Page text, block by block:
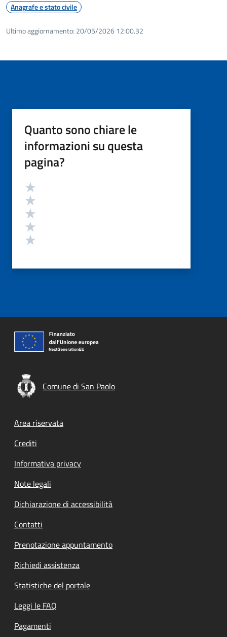
Anagrafe e stato civile
Ultimo aggiornamento: 20/05/2026 12:00.32
Quanto sono chiare le
informazioni su questa
pagina?
Valutazione
Comune di San Paolo
Footer menu
Area riservata
Crediti
Informativa privacy
Note legali
Dichiarazione di accessibilità
Contatti
Prenotazione appuntamento
Richiedi assistenza
Statistiche del portale
Leggi le FAQ
Pagamenti